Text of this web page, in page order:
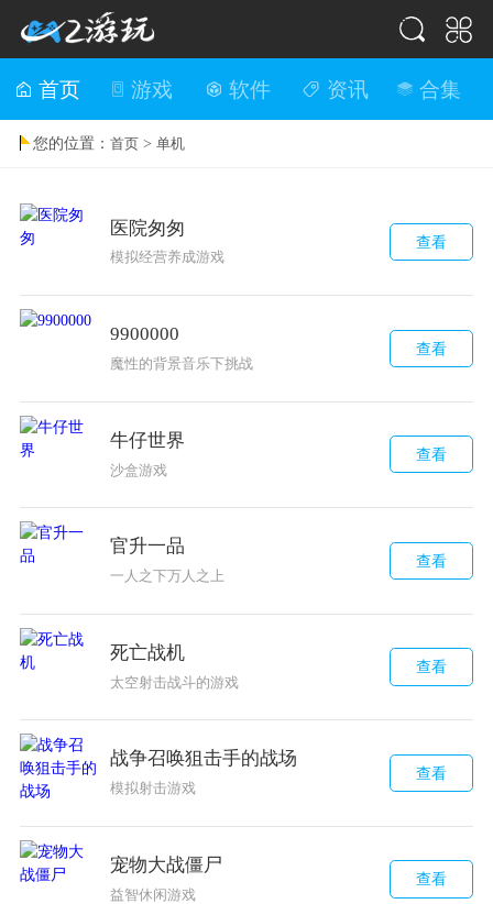
首页 游戏 软件 资讯 合集
您的位置：首页 >单机
医院匆匆
模拟经营养成游戏
查看
9900000
魔性的背景音乐下挑战
查看
牛仔世界
沙盒游戏
查看
官升一品
一人之下万人之上
查看
死亡战机
太空射击战斗的游戏
查看
战争召唤狙击手的战场
模拟射击游戏
查看
宠物大战僵尸
益智休闲游戏
查看